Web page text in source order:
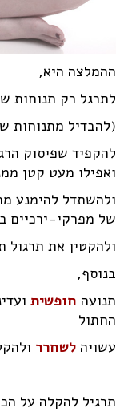
ההמלצה היא,
לתרגל רק תנוחות
(להבדיל מתנוחות
להקפיד שפיסוק
ואפילו מעט קטן
ולהשתדל להימנע
של מפרקי-ירכיים
ולהקטין את תרגול
בנוסף,
תנועה חופשית
החתול
עשויה לשחרר
תרגיל להקלה על